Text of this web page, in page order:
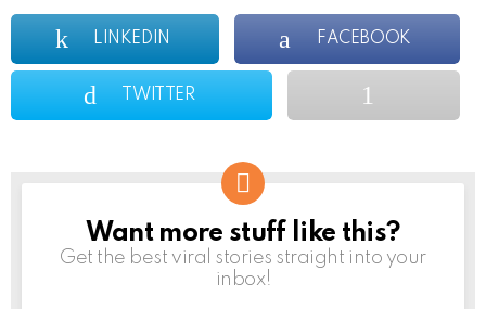
LINKEDIN FACEBOOK
TWITTER
NEWSLETTER
Want more stuff like this?
Get the best viral stories straight into your
inbox!